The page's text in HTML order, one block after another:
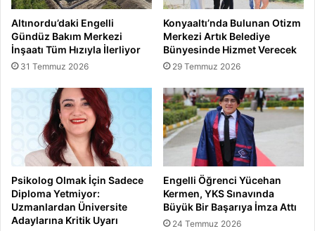
Altınordu’daki Engelli
Gündüz Bakım Merkezi
İnşaatı Tüm Hızıyla İlerliyor
31 Temmuz 2026
Konyaaltı’nda Bulunan Otizm
Merkezi Artık Belediye
Bünyesinde Hizmet Verecek
29 Temmuz 2026
Psikolog Olmak İçin Sadece
Diploma Yetmiyor:
Uzmanlardan Üniversite
Adaylarına Kritik Uyarı
Engelli Öğrenci Yücehan
Kermen, YKS Sınavında
Büyük Bir Başarıya İmza Attı
24 Temmuz 2026